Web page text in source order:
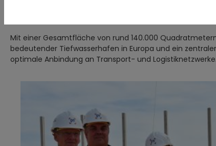
Mit einer Gesamtfläche von rund 140.000
bedeutender Tiefwasserhafen in Europa und ein
optimale Anbindung an Transport- und Logistiknetzwerke.